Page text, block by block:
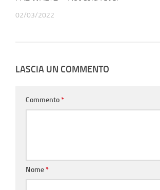
02/03/2022
LASCIA UN COMMENTO
Commento*
Nome*